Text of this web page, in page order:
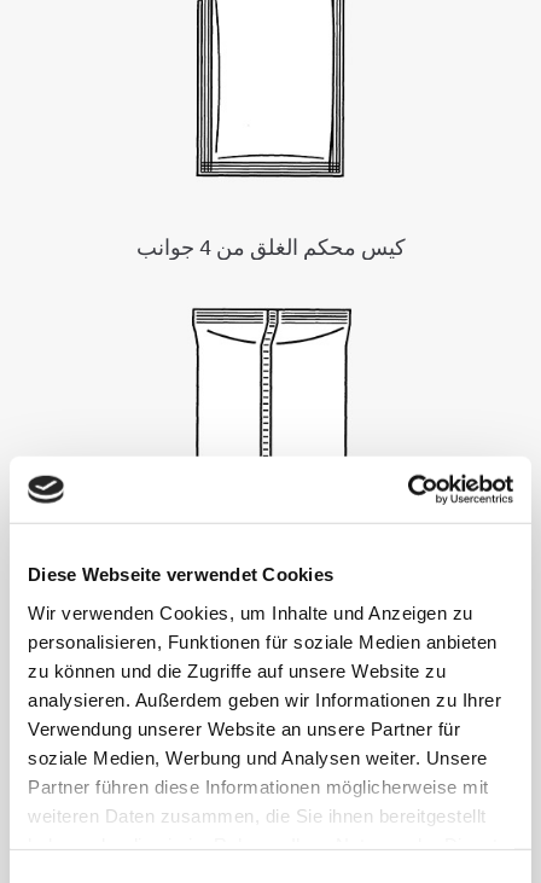
Diese Webseite verwendet Cookies
Wir verwenden Cookies, um Inhalte und Anzeigen zu
personalisieren, Funktionen für soziale Medien anbieten
zu können und die Zugriffe auf unsere Website zu
analysieren. Außerdem geben wir Informationen zu Ihrer
Verwendung unserer Website an unsere Partner für
soziale Medien, Werbung und Analysen weiter. Unsere
Partner führen diese Informationen möglicherweise mit
weiteren Daten zusammen, die Sie ihnen bereitgestellt
كيس محكم الغلق من 4 جوانب
الحقيبة الأنبوبية